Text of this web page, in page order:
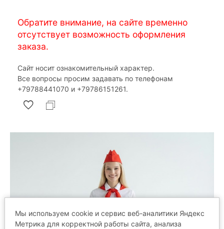
Обратите внимание, на сайте временно
отсутствует возможность оформления
заказа.
Сайт носит ознакомительный характер.
Все вопросы просим задавать по телефонам
‎+79788441070 и ‎+79786151261.
Мы используем cookie и сервис веб-аналитики Яндекс
Метрика для корректной работы сайта, анализа